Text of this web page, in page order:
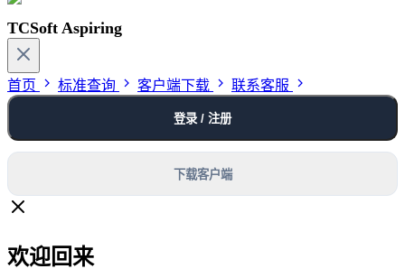
TCSoft Aspiring
首页 标准查询 客户端下载 联系客服
登录 / 注册
下载客户端
欢迎回来